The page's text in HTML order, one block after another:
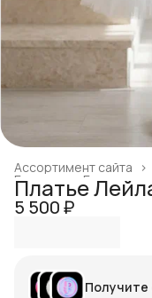
Ассортимент сайта ›
Готовая
Главная
Платье
5 500 ₽
Получите